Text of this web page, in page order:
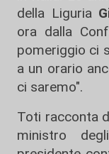
della Liguria
ora dalla
pomeriggio ci
a un orario
ci saremo".
Toti racconta
ministro